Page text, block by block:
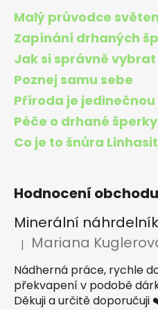
Malý průvodce
Zapínání drhaných
Jak si správně
Poznej samu sebe
Příroda je
Péče o drhané šperky
Co je to šnůra
Hodnocení obchodu
Hodnocení produktu je 5 z
| Mariana
Nádherná práce, rychle
překvapení v podobě
Děkuji a určitě doporučuji